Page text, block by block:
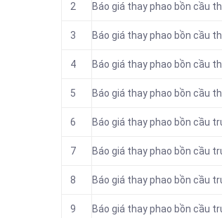
2 Báo giá thay phao bồn cầu
3 Báo giá thay phao bồn cầu
4 Báo giá thay phao bồn cầu
5 Báo giá thay phao bồn cầu
6 Báo giá thay phao bồn cầu
7 Báo giá thay phao bồn cầu
8 Báo giá thay phao bồn cầu
9 Báo giá thay phao bồn cầu